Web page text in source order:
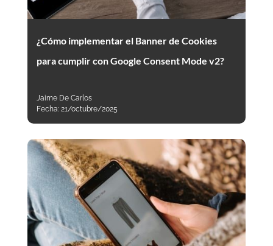
¿Cómo implementar el Banner de Cookies
para cumplir con Google Consent Mode v2?
Jaime De Carlos
Fecha: 21/octubre/2025